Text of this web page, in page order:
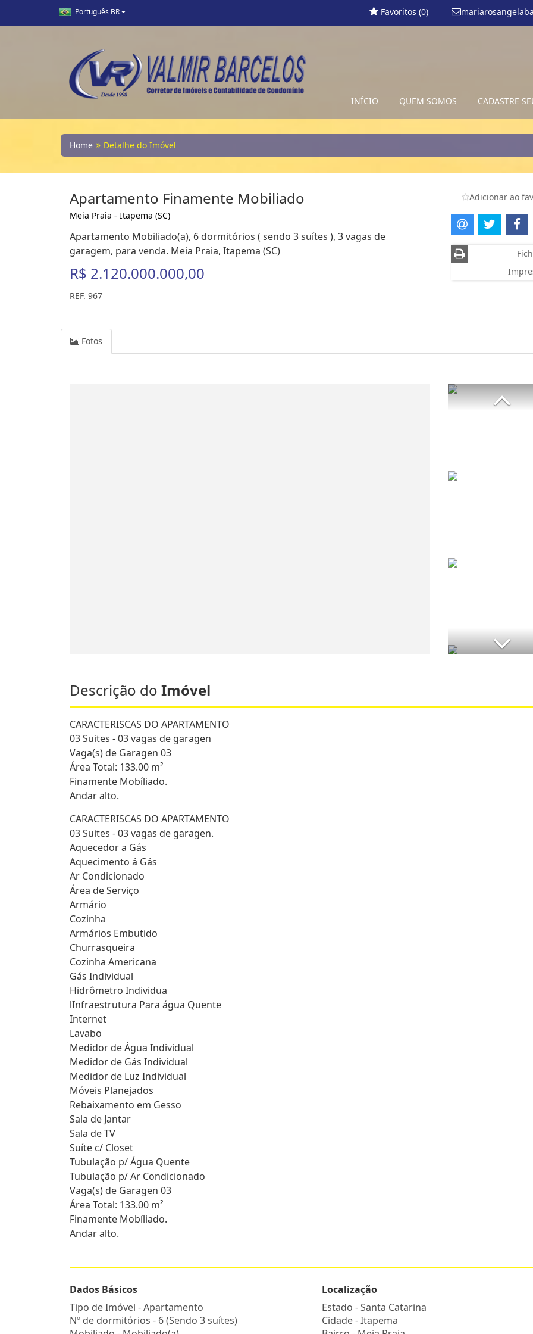
Português BR Favoritos (0)
INÍCIO QUEM SOMOS CADASTRE
Home Detalhe do Imóvel
Apartamento Finamente Mobiliado
Meia Praia - Itapema (SC)
Apartamento Mobiliado(a), 6 dormitórios ( sendo 3 suítes ), 3 vagas de
garagem, para venda. Meia Praia, Itapema (SC)
R$ 2.120.000.000,00
REF. 967
Adicionar ao
Fotos
Descrição do Imóvel
CARACTERISCAS DO APARTAMENTO
03 Suites - 03 vagas de garagen
Vaga(s) de Garagen 03
Área Total: 133.00 m²
Finamente Mobíliado.
Andar alto.
CARACTERISCAS DO APARTAMENTO
03 Suites - 03 vagas de garagen.
Aquecedor a Gás
Aquecimento á Gás
Ar Condicionado
Área de Serviço
Armário
Cozinha
Armários Embutido
Churrasqueira
Cozinha Americana
Gás Individual
Hidrômetro Individua
lInfraestrutura Para água Quente
Internet
Lavabo
Medidor de Água Individual
Medidor de Gás Individual
Medidor de Luz Individual
Móveis Planejados
Rebaixamento em Gesso
Sala de Jantar
Sala de TV
Suíte c/ Closet
Tubulação p/ Água Quente
Tubulação p/ Ar Condicionado
Vaga(s) de Garagen 03
Área Total: 133.00 m²
Finamente Mobíliado.
Andar alto.
Dados Básicos
Tipo de Imóvel - Apartamento
Nº de dormitórios - 6 (Sendo 3 suítes)
Localização
Estado -Santa Catarina
Cidade -Itapema